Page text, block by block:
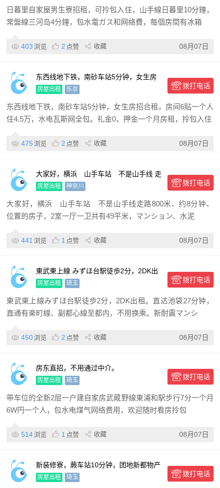
鐘，包水電ガス和网絡費
日暮里自家屋男生寮招租，可拎包入住，山手線日暮里10分鐘，
常盤線三河岛4分鐘，包水電ガス和网絡費，每個房間有冰箱
403 浏览 2 点赞 收藏 08月07日
东西线地下铁，南砂车站5分钟，女生房
招合租
房屋出租 东京 拨打电话
东西线地下铁，南砂车站5分钟，女生房招合租，房间6贴一个人
住4.5万，水电瓦斯网全包。礼金0，押金一个月房租，拎包入住
475 浏览 2 点赞 收藏 08月07日
大家好，横浜 山手车站 不是山手线 走
路800米、约8分钟、位置的房子，2室一
厅一卫共有49平米，マ
房屋出租 神奈川 拨打电话
大家好，横浜 山手车站 不是山手线走路800米、约8分钟、
位置的房子，2室一厅一卫共有49平米，マンション、水泥
441 浏览 1 点赞 收藏 08月07日
東武東上線 みずほ台駅徒歩2分，2DK出
租
房屋出租 琦玉 拨打电话
東武東上線みずほ台駅徒歩2分，2DK出租。直达池袋27分钟，
直通有楽町線、副都心線至都内，不用换乘。新耐震マンシ
450浏览 2 点赞 收藏 08月07日
房东直招，不用通过中介。
房屋出租 琦玉 拨打电话
带车位的全新2层一户建自家房武蔵野線東浦和駅步行7分一个月
6W円一个人，包水电煤气网络费用，欢迎随时看房拎包
514浏览 1 点赞 收藏 08月07日
新装修寮，蕨车站10分钟，团地新都物产
2分钟，采光好，有专人打扫卫生，安静
房屋出租 琦玉 拨打电话